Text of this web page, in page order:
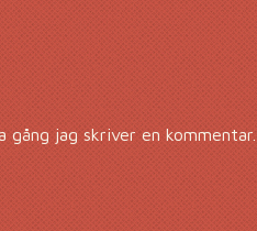
gång jag skriver en kommentar.